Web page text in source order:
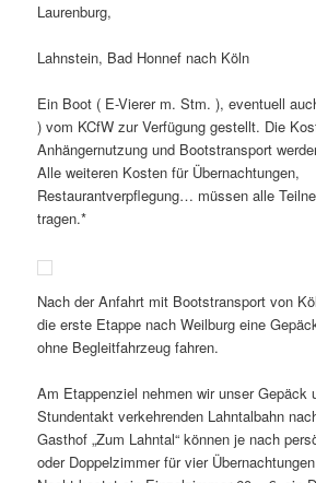
Laurenburg,
Lahnstein, Bad Honnef nach Köln
Ein Boot ( E-Vierer m. Stm. ), eventuell
) vom KCfW zur Verfügung gestellt. Die
Anhängernutzung und Bootstransport
Alle weiteren Kosten für Übernachtungen,
Restaurantverpflegung… müssen alle
tragen.*
Nach der Anfahrt mit Bootstransport von
die erste Etappe nach Weilburg eine
ohne Begleitfahrzeug fahren.
Am Etappenziel nehmen wir unser Gepäck
Stundentakt verkehrenden Lahntalbahn
Gasthof „Zum Lahntal“ können je nach
oder Doppelzimmer für vier